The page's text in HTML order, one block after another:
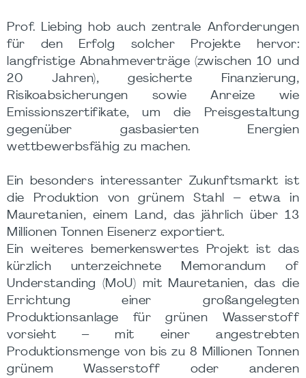
Prof. Liebing hob auch zentrale Anforderungen
für den Erfolg solcher Projekte hervor:
langfristige Abnahmeverträge (zwischen 10 und
20 Jahren), gesicherte Finanzierung,
Risikoabsicherungen sowie Anreize wie
Emissionszertifikate, um die Preisgestaltung
gegenüber gasbasierten Energien
wettbewerbsfähig zu machen.
Ein besonders interessanter Zukunftsmarkt ist
die Produktion von grünem Stahl – etwa in
Mauretanien, einem Land, das jährlich über 13
Millionen Tonnen Eisenerz exportiert.
Ein weiteres bemerkenswertes Projekt ist das
kürzlich unterzeichnete Memorandum of
Understanding (MoU) mit Mauretanien, das die
Errichtung einer großangelegten
Produktionsanlage für grünen Wasserstoff
vorsieht – mit einer angestrebten
Produktionsmenge von bis zu 8 Millionen Tonnen
grünem Wasserstoff oder anderen